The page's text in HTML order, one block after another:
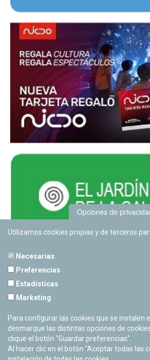
Cerrado Temporalmente
Opciones de
Utilizamos cookies propias y de terceros
Necesarias
Preferencias
Estadísticas
Marketing
Para configurar las cookies que se instalen
desmarque las distintas opciones de
clique el botón "Guardar preferencias".
Al hacer clic en el botón "Aceptar todas las